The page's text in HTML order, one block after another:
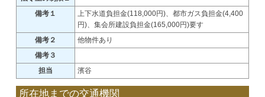
備考１
上下水道負担金(118,000円)、都市ガス負担金(4,400
円)、集会所建設負担金(165,000円)要す
備考２
他物件あり
備考３
担当
濱谷
所在地までの交通機関